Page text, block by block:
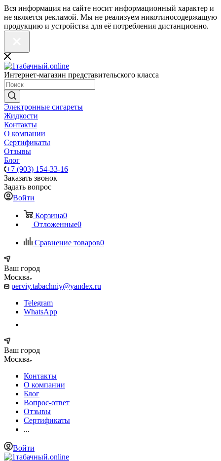
Вся информация на сайте носит информационный характер и
не является рекламой. Мы не реализуем никотиносодержащую
продукцию и устройства для её потребления дистанционно.
Интернет-магазин представительского класса
Электронные сигареты
Жидкости
Контакты
О компании
Сертификаты
Отзывы
Блог
+7 (903) 154-33-16
Заказать звонок
Задать вопрос
Войти
Корзина0
Отложенные0
Сравнение товаров0
Ваш город
Москва
perviy.tabachniy@yandex.ru
Telegram
WhatsApp
Ваш город
Москва
Контакты
О компании
Блог
Вопрос-ответ
Отзывы
Сертификаты
...
Войти